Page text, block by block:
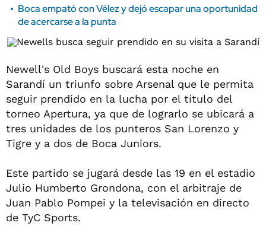
Boca empató con Vélez y dejó escapar una oportunidad
de acercarse a la punta
Newell's Old Boys buscará esta noche en
Sarandí un triunfo sobre Arsenal que le permita
seguir prendido en la lucha por el título del
torneo Apertura, ya que de lograrlo se ubicará a
tres unidades de los punteros San Lorenzo y
Tigre y a dos de Boca Juniors.
Este partido se jugará desde las 19 en el estadio
Julio Humberto Grondona, con el arbitraje de
Juan Pablo Pompei y la televisación en directo
de TyC Sports.